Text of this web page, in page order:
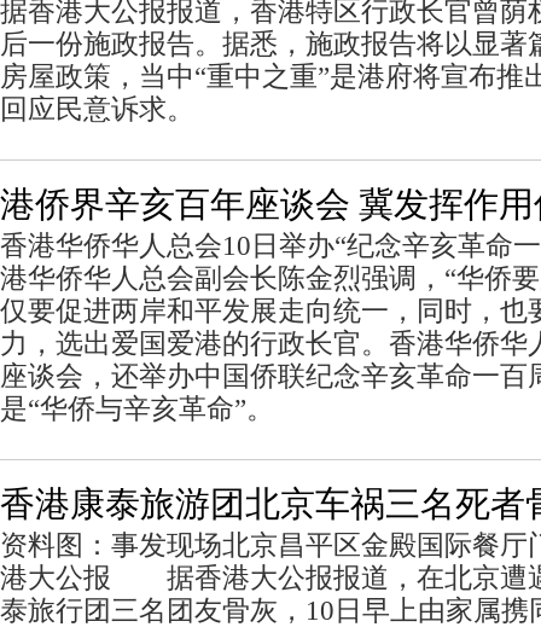
据香港大公报报道，香港特区行政长官曾荫
后一份施政报告。据悉，施政报告将以显著
房屋政策，当中“重中之重”是港府将宣布推
回应民意诉求。
港侨界辛亥百年座谈会 冀发挥作
香港华侨华人总会10日举办“纪念辛亥革命
港华侨华人总会副会长陈金烈强调，“华侨
仅要促进两岸和平发展走向统一，同时，也
力，选出爱国爱港的行政长官。香港华侨华
座谈会，还举办中国侨联纪念辛亥革命一百
是“华侨与辛亥革命”。
香港康泰旅游团北京车祸三名死者
资料图：事发现场北京昌平区金殿国际餐厅
港大公报 据香港大公报报道，在北京遭
泰旅行团三名团友骨灰，10日早上由家属携